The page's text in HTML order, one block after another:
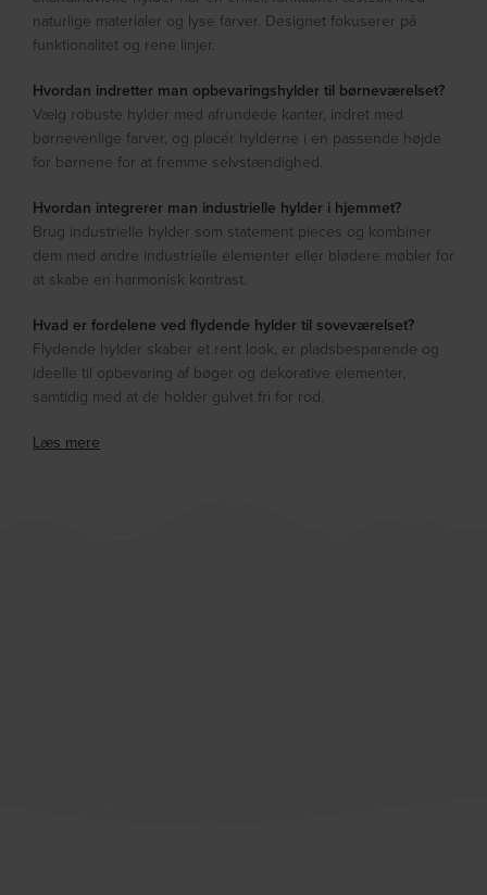
naturlige materialer og lyse farver. Designet fokuserer på
funktionalitet og rene linjer.
Hvordan indretter man opbevaringshylder til børneværelset?
Vælg robuste hylder med afrundede kanter, indret med
børnevenlige farver, og placér hylderne i en passende højde
for børnene for at fremme selvstændighed.
Hvordan integrerer man industrielle hylder i hjemmet?
Brug industrielle hylder som statement pieces og kombiner
dem med andre industrielle elementer eller blødere møbler for
at skabe en harmonisk kontrast.
Hvad er fordelene ved flydende hylder til soveværelset?
Flydende hylder skaber et rent look, er pladsbesparende og
ideelle til opbevaring af bøger og dekorative elementer,
samtidig med at de holder gulvet fri for rod.
Læs mere